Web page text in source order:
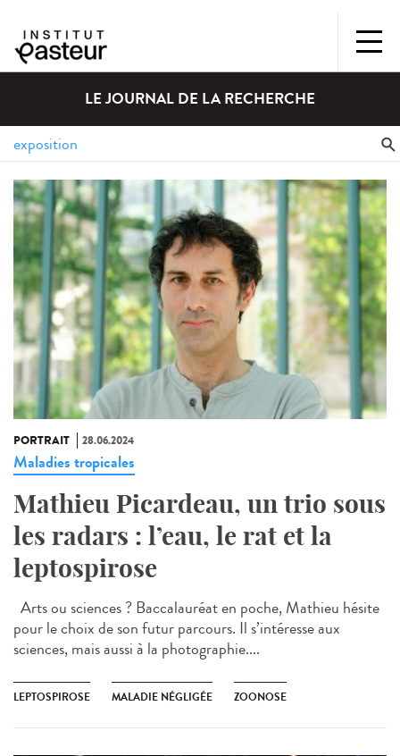
LE JOURNAL DE LA RECHERCHE
PORTRAIT 28.06.2024
Maladies tropicales
Mathieu Picardeau, un trio sous
les radars : l’eau, le rat et la
leptospirose
Arts ou sciences ? Baccalauréat en poche, Mathieu hésite
pour le choix de son futur parcours. Il s’intéresse aux
sciences, mais aussi à la photographie....
LEPTOSPIROSE MALADIE NÉGLIGÉE ZOONOSE